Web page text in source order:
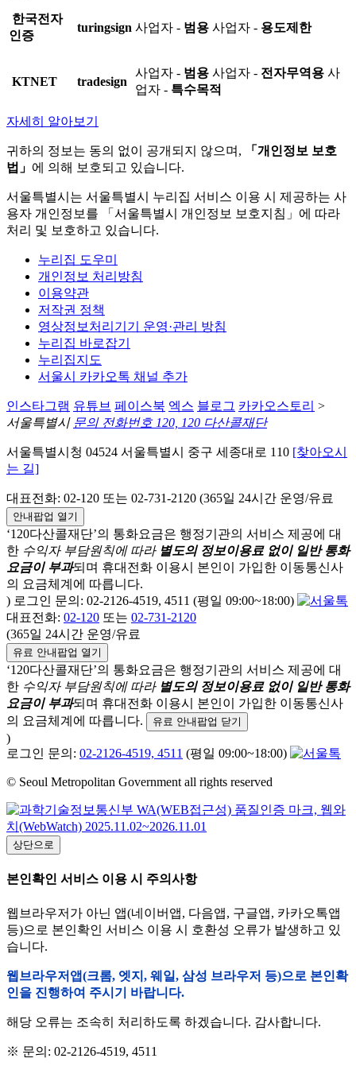
한국전자
인증
turingsign 사업자 - 범용 사업자 - 용도제한
KTNET tradesign
사업자 - 범용 사업자 - 전자무역용 사
업자 - 특수목적
자세히 알아보기
귀하의 정보는 동의 없이 공개되지 않으며,
「개인정보 보호
법」 에 의해 보호되고 있습니다.
서울특별시는 서울특별시 누리집 서비스 이용 시 제공하는 사
용자 개인정보를 「서울특별시 개인정보 보호지침」에 따라
처리 및 보호하고 있습니다.
누리집 도우미
개인정보 처리방침
이용약관
저작권 정책
영상정보처리기기 운영·관리 방침
누리집 바로잡기
누리집지도
서울시 카카오톡 채널 추가
인스타그램 유튜브 페이스북 엑스 블로그 카카오스토리 >
서울특별시 문의 전화번호 120, 120 다산콜재단
서울특별시청 04524 서울특별시 중구 세종대로 110 [찾아오시
는 길]
대표전화: 02-120 또는 02-731-2120 (365일 24시간 운영/유료
안내팝업 열기
‘120다산콜재단’의 통화요금은 행정기관의 서비스 제공에 대
한 수익자 부담원칙에 따라 별도의 정보이용료 없이 일반 통화
요금이 부과되며 휴대전화 이용시 본인이 가입한 이동통신사
의 요금체계에 따릅니다.
) 로그인 문의: 02-2126-4519, 4511 (평일 09:00~18:00)
대표전화: 02-120 또는 02-731-2120
(365일 24시간 운영/유료
유료 안내팝업 열기
‘120다산콜재단’의 통화요금은 행정기관의 서비스 제공에 대
한 수익자 부담원칙에 따라 별도의 정보이용료 없이 일반 통화
요금이 부과되며 휴대전화 이용시 본인이 가입한 이동통신사
의 요금체계에 따릅니다.
유료 안내팝업 닫기
)
로그인 문의: 02-2126-4519, 4511 (평일 09:00~18:00)
© Seoul Metropolitan Government all rights reserved
상단으로
본인확인 서비스 이용 시 주의사항
웹브라우저가 아닌 앱(네이버앱, 다음앱, 구글앱, 카카오톡앱
등)으로 본인확인 서비스 이용 시 호환성 오류가 발생하고 있
습니다.
웹브라우저앱(크롬, 엣지, 웨일, 삼성 브라우저 등)으로 본인확
인을 진행하여 주시기 바랍니다.
해당 오류는 조속히 처리하도록 하겠습니다. 감사합니다.
※ 문의: 02-2126-4519, 4511